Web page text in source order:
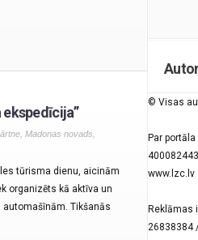
ekspedīcija”
Madonas novads
tūrisma dienu, aicinām
organizēts kā aktīva un
Tikšanās
© Visas
Par
www.lzc.lv
Reklāmas
26838384